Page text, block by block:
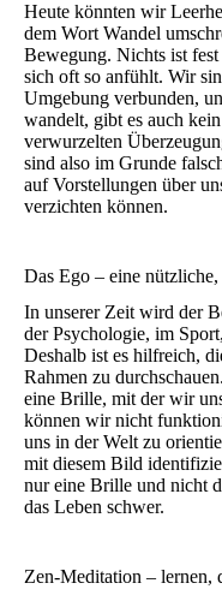
Heute könnten wir
dem Wort Wandel
Bewegung. Nichts ist
sich oft so anfühlt. Wir
Umgebung verbunden,
wandelt, gibt es auch
verwurzelten
sind also im Grunde
auf Vorstellungen über
verzichten können.
Das Ego – eine
In unserer Zeit wird der
der Psychologie, im
Deshalb ist es hilfreich,
Rahmen zu
eine Brille, mit der wir
können wir nicht
uns in der Welt zu
mit diesem Bild
nur eine Brille und nicht
das Leben schwer.
Zen-Meditation – lernen,